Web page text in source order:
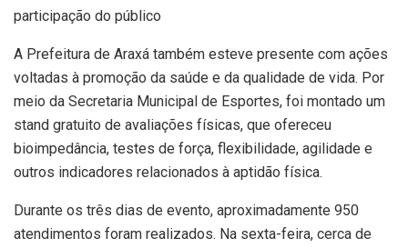
participação do público
A Prefeitura de Araxá também esteve presente com ações
voltadas à promoção da saúde e da qualidade de vida. Por
meio da Secretaria Municipal de Esportes, foi montado um
stand gratuito de avaliações físicas, que ofereceu
bioimpedância, testes de força, flexibilidade, agilidade e
outros indicadores relacionados à aptidão física.
Durante os três dias de evento, aproximadamente 950
atendimentos foram realizados. Na sexta-feira, cerca de